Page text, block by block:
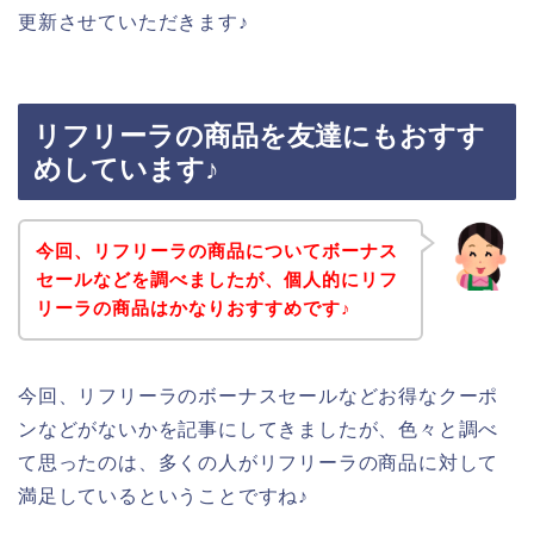
更新させていただきます♪
リフリーラの商品を友達にもおすす
めしています♪
今回、リフリーラの商品についてボーナス
セールなどを調べましたが、個人的にリフ
リーラの商品はかなりおすすめです♪
今回、リフリーラのボーナスセールなどお得なクーポ
ンなどがないかを記事にしてきましたが、色々と調べ
て思ったのは、多くの人がリフリーラの商品に対して
満足しているということですね♪